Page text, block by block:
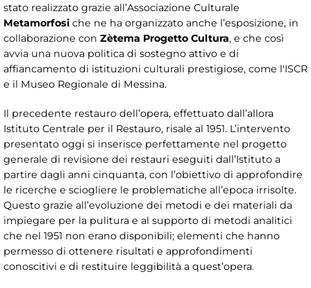
stato realizzato grazie all’Associazione Culturale
Metamorfosi che ne ha organizzato anche l’esposizione, in
collaborazione con Zètema Progetto Cultura, e che così
avvia una nuova politica di sostegno attivo e di
affiancamento di istituzioni culturali prestigiose, come l'ISCR
e il Museo Regionale di Messina.
Il precedente restauro dell’opera, effettuato dall’allora
Istituto Centrale per il Restauro, risale al 1951. L’intervento
presentato oggi si inserisce perfettamente nel progetto
generale di revisione dei restauri eseguiti dall’Istituto a
partire dagli anni cinquanta, con l’obiettivo di approfondire
le ricerche e sciogliere le problematiche all’epoca irrisolte.
Questo grazie all’evoluzione dei metodi e dei materiali da
impiegare per la pulitura e al supporto di metodi analitici
che nel 1951 non erano disponibili; elementi che hanno
permesso di ottenere risultati e approfondimenti
conoscitivi e di restituire leggibilità a quest’opera.